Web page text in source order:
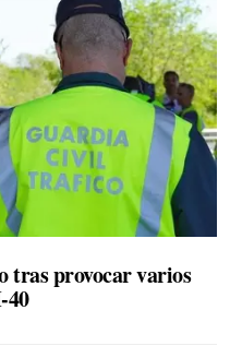
tras provocar varios
40